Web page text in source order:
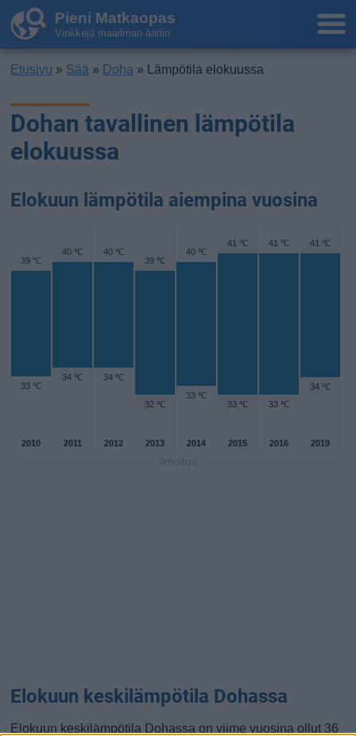
Pieni Matkaopas
Vinkkejä maailman ääriin
Etusivu » Sää » Doha » Lämpötila elokuussa
Dohan tavallinen lämpötila
elokuussa
Elokuun lämpötila aiempina vuosina
39 ℃
33 ℃
40 ℃
34 ℃
40 ℃
34 ℃
39 ℃
32 ℃
40 ℃
33 ℃
41 ℃
33 ℃
41 ℃
33 ℃
41 ℃
34 ℃
2010 2011 2012 2013 2014 2015 2016 2019
Elokuun keskilämpötila Dohassa
Elokuun keskilämpötila Dohassa on viime vuosina ollut 36